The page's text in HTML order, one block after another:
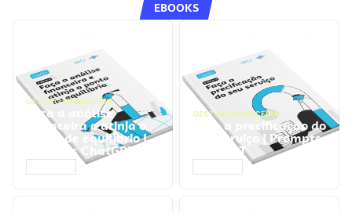
EBOOKS
GESTÃO FINANCEIRA
Faça a análise
financeira e atinja o
ponto de equilíbrio |
Prompts ChatGPT
GESTÃO FINANCEIRA
Faça a precificação do
seu serviço | Prompts
ChatGPT